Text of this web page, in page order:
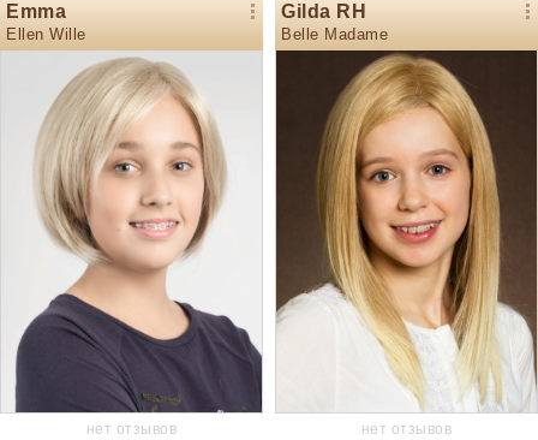
Emma
Ellen Wille
нет отзывов
Gilda RH
Belle Madame
нет отзывов